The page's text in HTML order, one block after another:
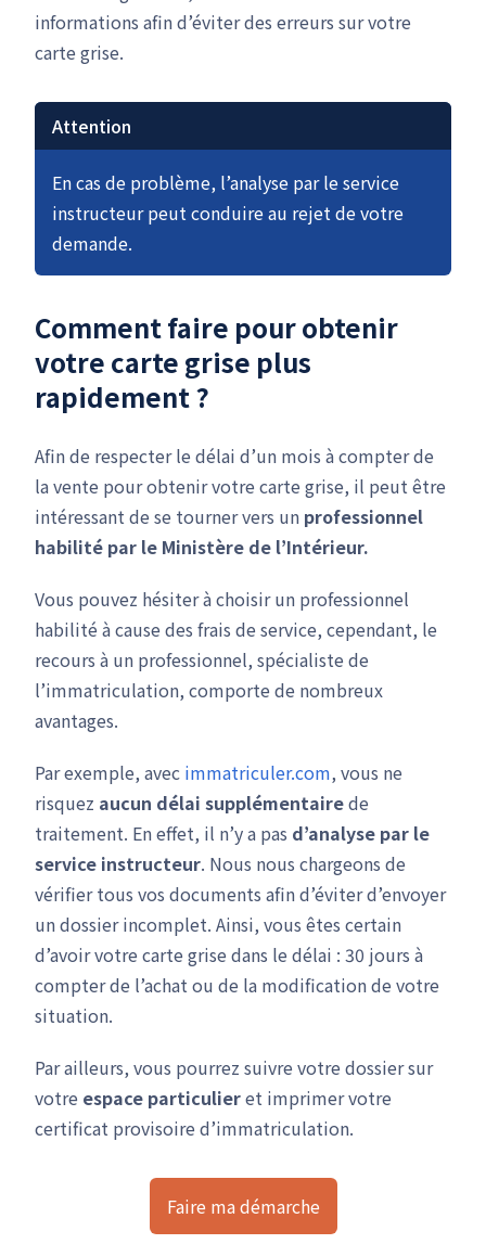
informations afin d’éviter des erreurs sur votre
carte grise.
Attention
En cas de problème, l’analyse par le service
instructeur peut conduire au rejet de votre
demande.
Comment faire pour obtenir
votre carte grise plus
rapidement ?
Afin de respecter le délai d’un mois à compter de
la vente pour obtenir votre carte grise, il peut être
intéressant de se tourner vers un professionnel
habilité par le Ministère de l’Intérieur.
Vous pouvez hésiter à choisir un professionnel
habilité à cause des frais de service, cependant, le
recours à un professionnel, spécialiste de
l’immatriculation, comporte de nombreux
avantages.
Par exemple, avec immatriculer.com, vous ne
risquez aucun délai supplémentairede
traitement. En effet, il n’y a pas d’analyse par le
service instructeur. Nous nous chargeons de
vérifier tous vos documents afin d’éviter d’envoyer
un dossier incomplet. Ainsi, vous êtes certain
d’avoir votre carte grise dans le délai : 30 jours à
compter de l’achat ou de la modification de votre
situation.
Par ailleurs, vous pourrez suivre votre dossier sur
votre espace particulieret imprimer votre
certificat provisoire d’immatriculation.
Faire ma démarche